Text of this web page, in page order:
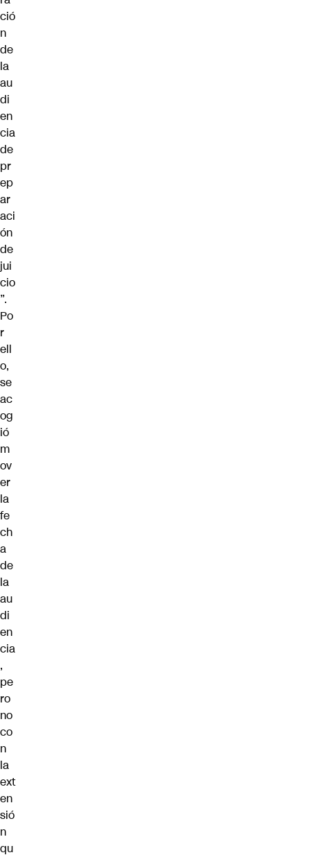
ció
n
de
la
au
di
en
cia
de
pr
ep
ar
aci
ón
de
jui
cio
”.
Po
r
ell
o,
se
ac
og
ió
m
ov
er
la
fe
ch
a
de
la
au
di
en
cia
,
pe
ro
no
co
n
la
ext
en
sió
n
qu